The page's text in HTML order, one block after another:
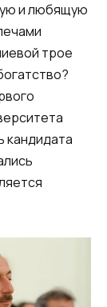
и любящую
трое
кандидата